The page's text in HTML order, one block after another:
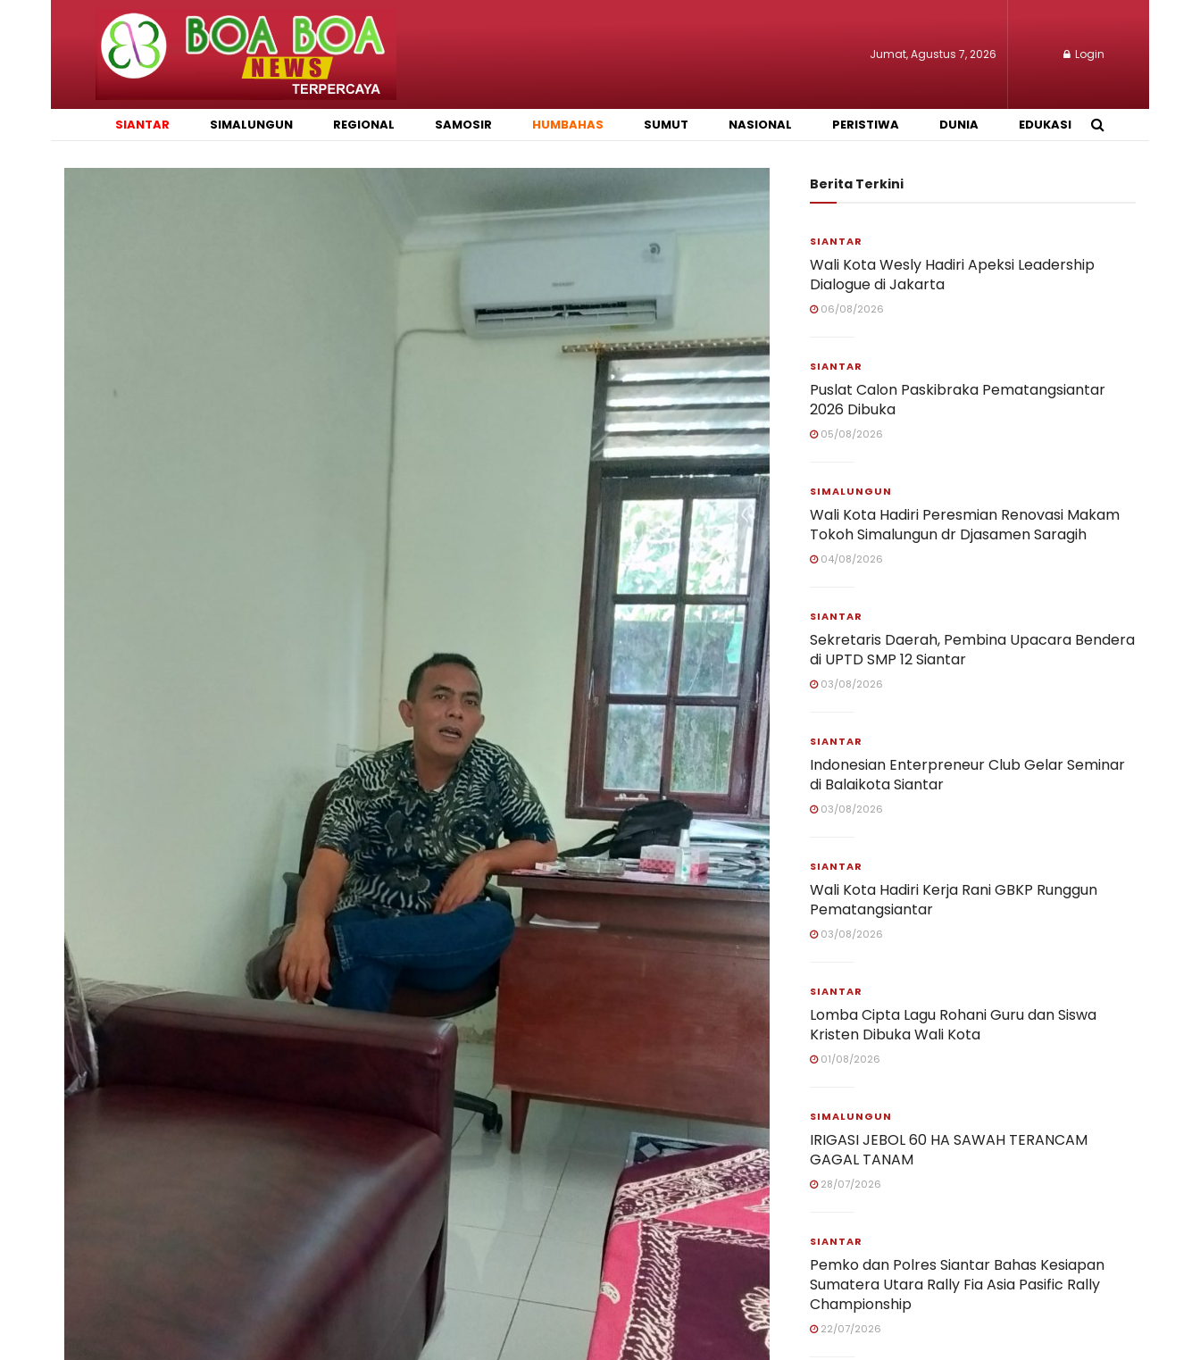
Jumat, Agustus 7, 2026 Login
SIANTAR SIMALUNGUN REGIONAL SAMOSIR HUMBAHAS SUMUT NASIONAL PERISTIWA DUNIA EDUKASI
Berita Terkini
SIANTAR
Wali Kota Wesly Hadiri Apeksi Leadership
Dialogue di Jakarta
06/08/2026
SIANTAR
Puslat Calon Paskibraka Pematangsiantar
2026 Dibuka
05/08/2026
SIMALUNGUN
Wali Kota Hadiri Peresmian Renovasi Makam
Tokoh Simalungun dr Djasamen Saragih
04/08/2026
SIANTAR
Sekretaris Daerah, Pembina Upacara Bendera
di UPTD SMP 12 Siantar
03/08/2026
SIANTAR
Indonesian Enterpreneur Club Gelar Seminar
di Balaikota Siantar
03/08/2026
SIANTAR
Wali Kota Hadiri Kerja Rani GBKP Runggun
Pematangsiantar
03/08/2026
SIANTAR
Lomba Cipta Lagu Rohani Guru dan Siswa
Kristen Dibuka Wali Kota
01/08/2026
SIMALUNGUN
IRIGASI JEBOL 60 HA SAWAH TERANCAM
GAGAL TANAM
28/07/2026
SIANTAR
Pemko dan Polres Siantar Bahas Kesiapan
Sumatera Utara Rally Fia Asia Pasific Rally
Championship
22/07/2026